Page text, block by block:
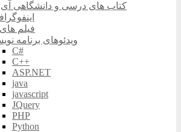
کتاب های درسی و دانشگاهی
فیلم
ویدئوهای برنامه
C#
C++
ASP.NET
java
javascript
JQuery
PHP
Python